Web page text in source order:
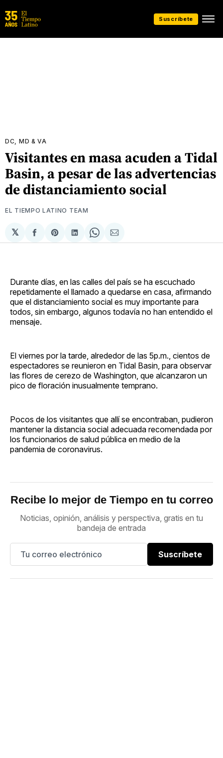
Suscríbete
DC, MD & VA
Visitantes en masa acuden a Tidal
Basin, a pesar de las advertencias
de distanciamiento social
EL TIEMPO LATINO TEAM
𝕏
Compartir
en
Share
on
Compartir
en
Share
on
Compartir
via
Durante días, en las calles del país se ha escuchado
repetidamente el llamado a quedarse en casa, afirmando
que el distanciamiento social es muy importante para
todos, sin embargo, algunos todavía no han entendido el
mensaje.
El viernes por la tarde, alrededor de las 5p.m., cientos de
espectadores se reunieron en Tidal Basin, para observar
las flores de cerezo de Washington, que alcanzaron un
pico de floración inusualmente temprano.
Pocos de los visitantes que allí se encontraban, pudieron
mantener la distancia social adecuada recomendada por
los funcionarios de salud pública en medio de la
pandemia de coronavirus.
Recibe lo mejor de Tiempo en tu correo
Noticias, opinión, análisis y perspectiva, gratis en tu
bandeja de entrada
Suscríbete